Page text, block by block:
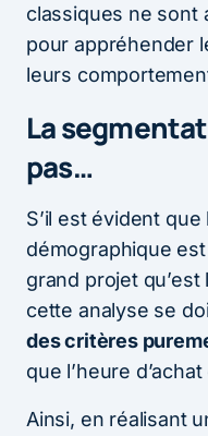
classiques ne sont
pour appréhender
leurs
La
pas…
S’il est évident
démographique
grand projet
cette analyse se
des critères
que l’heure
Ainsi, en réalisant